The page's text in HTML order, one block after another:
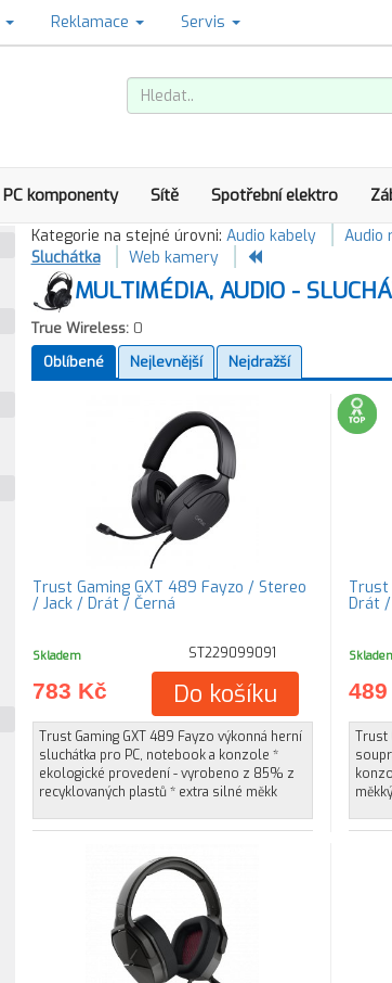
Reklamace Servis
PC komponenty Sítě Spotřební elektro
Kategorie na stejné úrovni: Audio kabely Audio
Sluchátka
Web kamery
MULTIMÉDIA, AUDIO -
True Wireless:0
Oblíbené
Nejlevnější Nejdražší
Trust Gaming GXT 489 Fayzo / Stereo
/ Jack / Drát / Černá
Skladem ST229099091
783 Kč Do košíku
Trust Gaming GXT 489 Fayzo výkonná herní
sluchátka pro PC, notebook a konzole *
ekologické provedení - vyrobeno z 85% z
recyklovaných plastů * extra silné měkk
Trust
Drát /
Trust